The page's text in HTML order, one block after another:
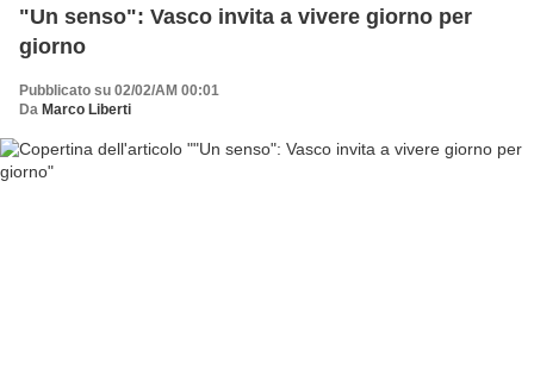
"Un senso": Vasco invita a vivere giorno per
giorno
Pubblicato su 02/02/AM 00:01
Da Marco Liberti